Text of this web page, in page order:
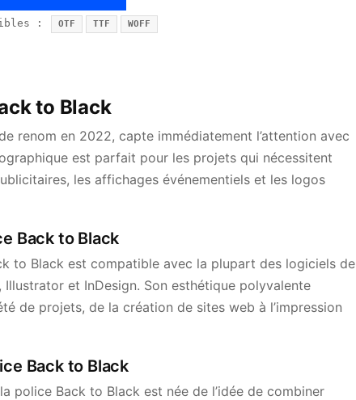
: OTF TTF WOFF
to Black
renom en 2022, capte immédiatement l’attention avec
est parfait pour les projets qui nécessitent
les affichages événementiels et les logos
Back to Black
to Black est compatible avec la plupart des logiciels de
et InDesign. Son esthétique polyvalente
de projets, de la création de sites web à l’impression
Back to Black
police Back to Black est née de l’idée de combiner